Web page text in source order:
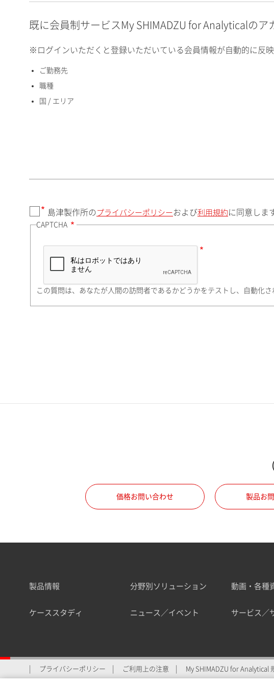
英数）
国 / エリア
都道府県（勤務先）
町名・番地（勤務先）
所属部署
会員制サービスMySHIMADZU
既に会員制サービスMy SHIMADZU for Analyticalの
※ログインいただくと登録いただいている会員情報が自動的に反
ご勤務先
職種
国 / エリア
島津製作所の プライバシーポリシー および利用規約 に同意しま
CAPTCHA
この質問は、あなたが人間の訪問者であるかどうかをテストし、自動化
価格お問い合わせ 製品お
製品情報 分野別ソリューション 動画・各種
ケーススタディ ニュース／イベント サービス／
プライバシーポリシー ご利用上の注意 My SHIMADZU for Analytical